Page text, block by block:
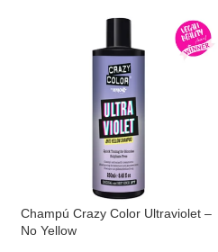
Champú Crazy Color Ultraviolet –
No Yellow